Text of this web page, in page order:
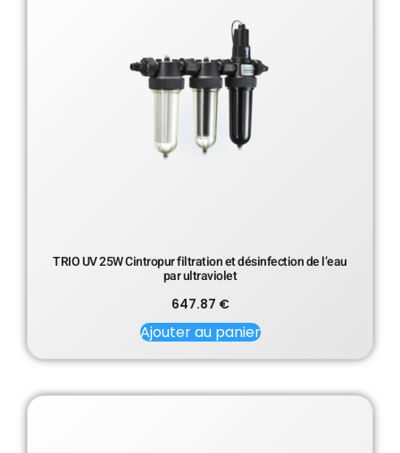
TRIO UV 25W Cintropur filtration et désinfection de l’eau
par ultraviolet
647.87 €
Ajouter au panier